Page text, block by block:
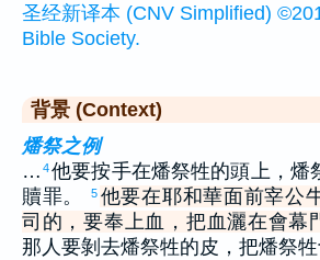
圣经新译本 (CNV Simplified)
Bible Society.
背景 (Context)
燔祭之例
… 4他要按手在燔祭牲的頭上，燔
贖罪。
5 他要在耶和華面前宰公
司的，要奉上血，把血灑在會幕
那人要剝去燔祭牲的皮，把燔祭